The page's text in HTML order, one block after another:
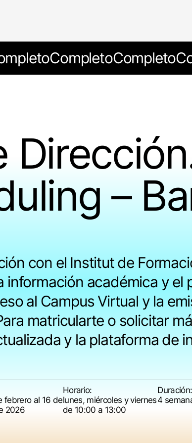
CompletoCompleto
–
con el Institut de
información académica y
al Campus Virtual y la
matricularte o solicitar
y la plataforma de
febrero al 16 de
2026
Horario:
lunes, miércoles y viernes
de 10:00 a 13:00
Duración:
4